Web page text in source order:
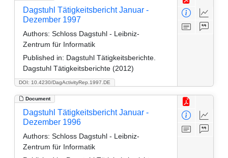
DOI: 10.4230/DagActivityRep.1997.DE
Dagstuhl Tätigkeitsbericht Januar -
Dezember 1997
Authors: Schloss Dagstuhl - Leibniz-
Zentrum für Informatik
Published in: Dagstuhl Tätigkeitsberichte.
Dagstuhl Tätigkeitsberichte (2012)
Document
Dagstuhl Tätigkeitsbericht Januar -
Dezember 1996
Authors: Schloss Dagstuhl - Leibniz-
Zentrum für Informatik